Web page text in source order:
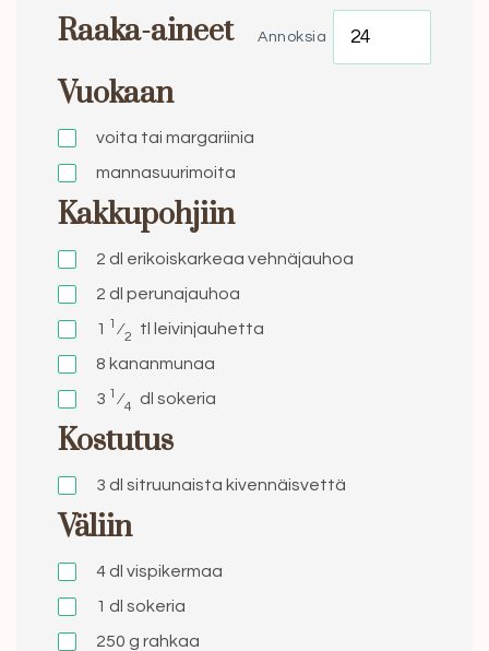
Raaka-aineet Annoksia
Vuokaan
voita tai margariinia
mannasuurimoita
Kakkupohjiin
2 dl erikoiskarkeaa vehnäjauhoa
2 dl perunajauhoa
1 1 ⁄2 tl
leivinjauhetta
8 kananmunaa
3 1 ⁄4 dl sokeria
Kostutus
3 dl sitruunaista kivennäisvettä
Väliin
4 dl vispikermaa
1 dl sokeria
250 g rahkaa